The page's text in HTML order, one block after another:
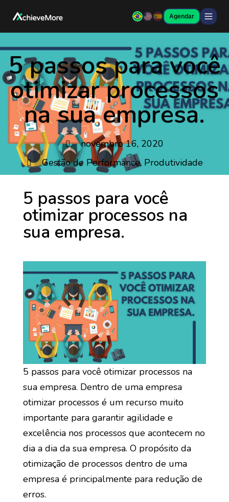
Agendar
5 passos para você
otimizar processos
na sua empresa.
novembro 16, 2020
Gestão de Performance, Produtividade
5 passos para você
otimizar processos na
sua empresa.
5 passos para você otimizar processos na
sua empresa. Dentro de uma empresa
otimizar processos é um recurso muito
importante para garantir agilidade e
excelência nos processos que acontecem no
dia a dia da sua empresa. O propósito da
otimização de processos dentro de uma
empresa é principalmente para redução de
erros.